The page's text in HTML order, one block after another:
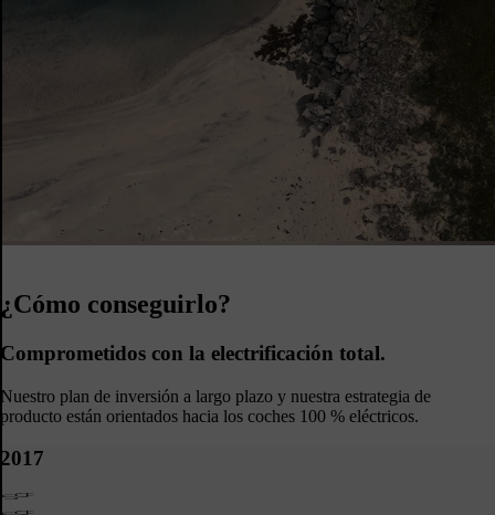
¿Cómo conseguirlo?
Comprometidos con la electrificación total.
Nuestro plan de inversión a largo plazo y nuestra estrategia de
producto están orientados hacia los coches 100 % eléctricos.
2017